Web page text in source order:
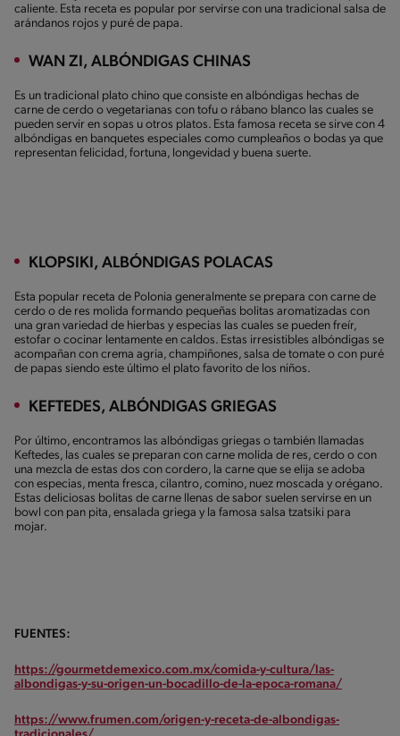
caliente. Esta receta es popular por servirse con una tradicional salsa de
arándanos rojos y puré de papa.
WAN ZI, ALBÓNDIGAS CHINAS
Es un tradicional plato chino que consiste en albóndigas hechas de
carne de cerdo o vegetarianas con tofu o rábano blanco las cuales se
pueden servir en sopas u otros platos. Esta famosa receta se sirve con 4
albóndigas en banquetes especiales como cumpleaños o bodas ya que
representan felicidad, fortuna, longevidad y buena suerte.
KLOPSIKI, ALBÓNDIGAS POLACAS
Esta popular receta de Polonia generalmente se prepara con carne de
cerdo o de res molida formando pequeñas bolitas aromatizadas con
una gran variedad de hierbas y especias las cuales se pueden freír,
estofar o cocinar lentamente en caldos. Estas irresistibles albóndigas se
acompañan con crema agria, champiñones, salsa de tomate o con puré
de papas siendo este último el plato favorito de los niños.
KEFTEDES, ALBÓNDIGAS GRIEGAS
Por último, encontramos las albóndigas griegas o también llamadas
Keftedes, las cuales se preparan con carne molida de res, cerdo o con
una mezcla de estas dos con cordero, la carne que se elija se adoba
con especias, menta fresca, cilantro, comino, nuez moscada y orégano.
Estas deliciosas bolitas de carne llenas de sabor suelen servirse en un
bowl con pan pita, ensalada griega y la famosa salsa tzatsiki para
mojar.
FUENTES:
https://gourmetdemexico.com.mx/comida-y-cultura/las-
albondigas-y-su-origen-un-bocadillo-de-la-epoca-romana/
https://www.frumen.com/origen-y-receta-de-albondigas-